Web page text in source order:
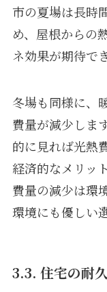
市の夏場は長時
め、屋根からの
ネ効果が期待で
冬場も同様に、
費量が減少しま
的に見れば光熱
経済的なメリッ
費量の減少は環
環境にも優しい
3.3. 住宅の耐